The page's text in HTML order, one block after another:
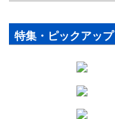
特集・ピックアップ